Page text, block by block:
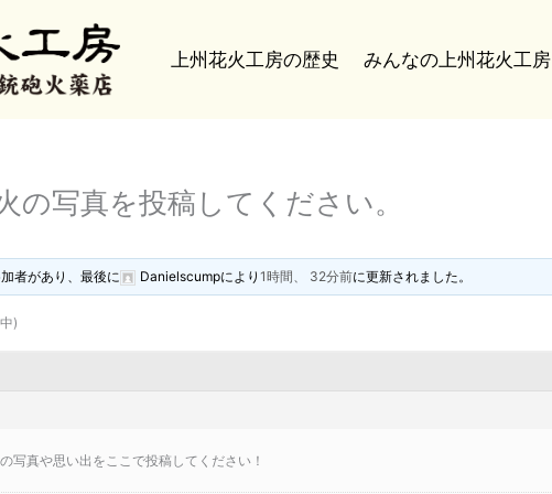
上州花火工房の歴史 みんなの上州花火工房
の写真を投稿してください。
者があり、最後に Danielscumpにより1時間、 32分前に更新されました。
)
写真や思い出をここで投稿してください！